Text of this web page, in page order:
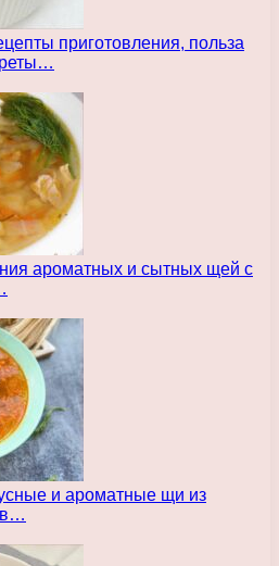
приготовления, польза
ароматных и сытных щей с
и ароматные щи из
в…